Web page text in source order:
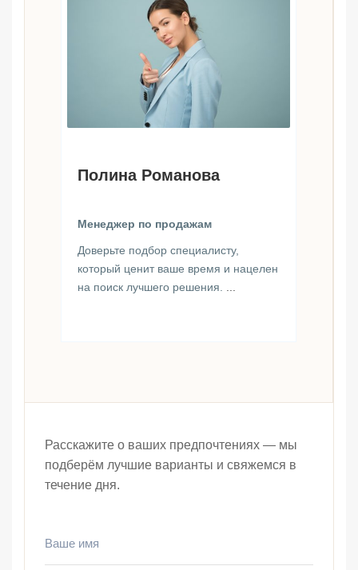
Полина Романова
Менеджер по продажам
Доверьте подбор специалисту,
который ценит ваше время и нацелен
на поиск лучшего решения. ...
Расскажите о ваших предпочтениях — мы
подберём лучшие варианты и свяжемся в
течение дня.